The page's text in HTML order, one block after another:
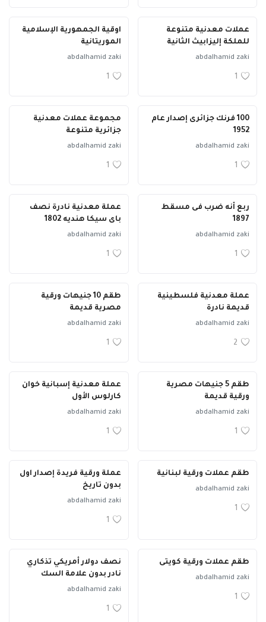
عملات معدنية متنوعة
للملكة إليزابيث الثانية
abdalhamid zaki
اوقية الجمهورية الإسلامية
الموريتانية
abdalhamid zaki
100 فرنك جزائرى إصدار عام
1952
abdalhamid zaki
مجموعة عملات معدنية
جزائرية متنوعة
abdalhamid zaki
ربع أنه ضرب فى مسقط
1897
abdalhamid zaki
عملة معدنية نادرة نصف
باى سيكا هنديه 1802
abdalhamid zaki
عملة معدنية فلسطينية
قديمة نادرة
abdalhamid zaki
طقم 10 جنيهات ورقية
مصرية قديمة
abdalhamid zaki
طقم 5 جنيهات مصرية
ورقية قديمة
abdalhamid zaki
عملة معدنية إسبانية خوان
كارلوس الأول
abdalhamid zaki
طقم عملات ورقية لبنانية
abdalhamid zaki
عملة ورقية فريدة إصدار اول
بدون تاريخ
abdalhamid zaki
طقم عملات ورقية كويتى
abdalhamid zaki
نصف دولار أمريكي تذكاري
نادر بدون علامة السك
abdalhamid zaki